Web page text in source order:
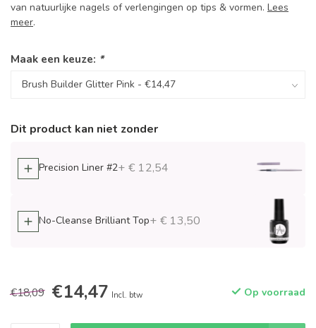
van natuurlijke nagels of verlengingen op tips & vormen. Lees
meer.
Maak een keuze: *
Dit product kan niet zonder
Precision Liner #2+ € 12,54
No-Cleanse Brilliant Top+ € 13,50
€18,09 €14,47 Incl. btw Op voorraad